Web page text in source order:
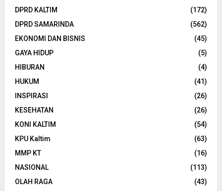
DPRD KALTIM
(172)
DPRD SAMARINDA
(562)
EKONOMI DAN BISNIS
(45)
GAYA HIDUP
(5)
HIBURAN
(4)
HUKUM
(41)
INSPIRASI
(26)
KESEHATAN
(26)
KONI KALTIM
(54)
KPU Kaltim
(63)
MMP KT
(16)
NASIONAL
(113)
OLAH RAGA
(43)